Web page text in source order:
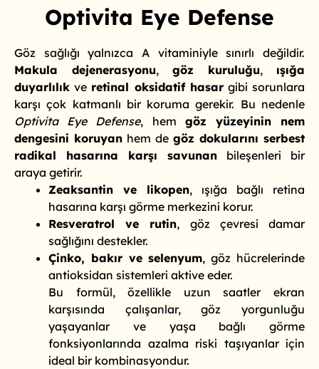
Optivita Eye Defense
Göz sağlığı yalnızca A vitaminiyle sınırlı değildir.
Makula dejenerasyonu, göz kuruluğu, ışığa
duyarlılık ve retinal oksidatif hasargibi sorunlara
karşı çok katmanlı bir koruma gerekir. Bu nedenle
Optivita Eye Defense, hem göz yüzeyinin nem
dengesini koruyan hem de göz dokularını serbest
radikal hasarına karşı savunan bileşenleri bir
araya getirir.
Zeaksantin ve likopen, ışığa bağlı retina
hasarına karşı görme merkezini korur.
Resveratrol ve rutin, göz çevresi damar
sağlığını destekler.
Çinko, bakır ve selenyum, göz hücrelerinde
antioksidan sistemleri aktive eder.
Bu formül, özellikle uzun saatler ekran
karşısında çalışanlar, göz yorgunluğu
yaşayanlar ve yaşa bağlı görme
fonksiyonlarında azalma riski taşıyanlar için
ideal bir kombinasyondur.